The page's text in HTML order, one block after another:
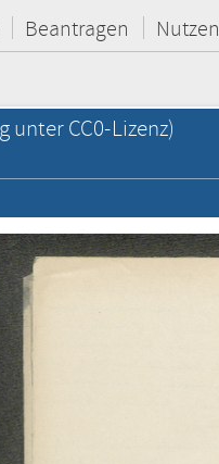
Beantragen Nutzen
unter CC0-Lizenz)